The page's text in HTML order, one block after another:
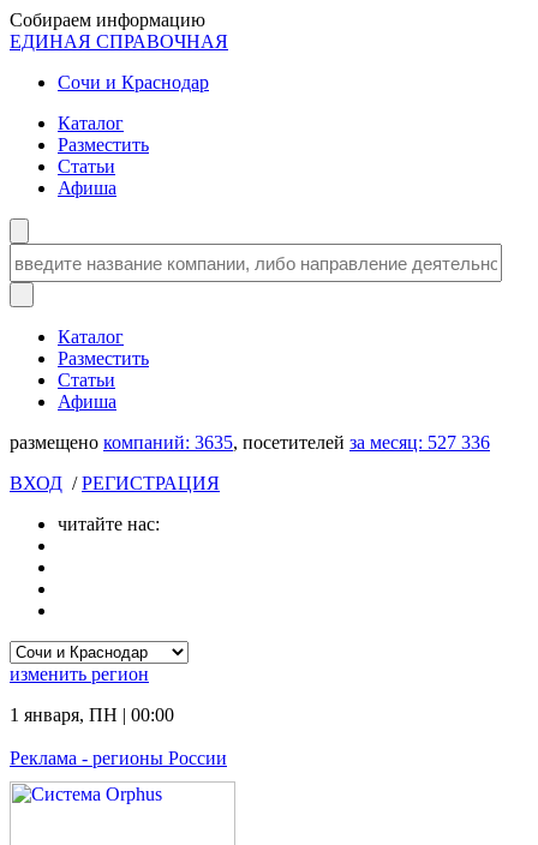
Собираем информацию
ЕДИНАЯ СПРАВОЧНАЯ
Сочи и Краснодар
Каталог
Разместить
Статьи
Афиша
Каталог
Разместить
Статьи
Афиша
размещено компаний: 3635, посетителей за месяц: 527 336
ВХОД /РЕГИСТРАЦИЯ
читайте нас:
изменить регион
1 января, ПН | 00:00
Реклама - регионы России